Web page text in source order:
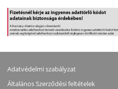
NOZZLE TECH
SPEC -
FÚVÓKA
(ZAXE
Adatvédelmi szabályzat
Általános Szerződési feltételek